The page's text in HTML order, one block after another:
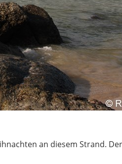
an diesem Strand.